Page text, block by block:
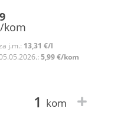
kom
j.m.: 13,31 €/l
5,99 €/kom
kom